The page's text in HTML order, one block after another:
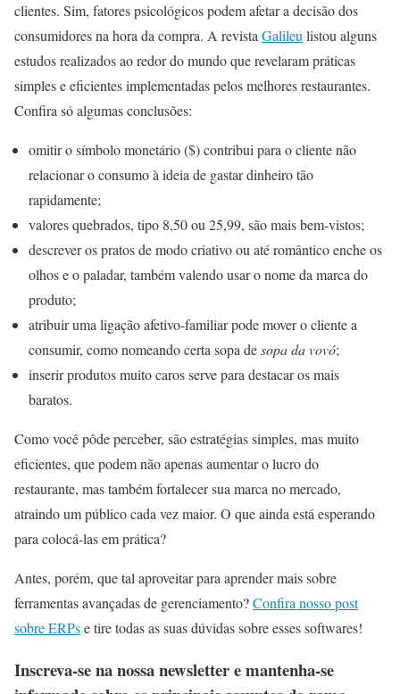
clientes. Sim, fatores psicológicos podem afetar a decisão dos
consumidores na hora da compra. A revista Galileu listou alguns
estudos realizados ao redor do mundo que revelaram práticas
simples e eficientes implementadas pelos melhores restaurantes.
Confira só algumas conclusões:
omitir o símbolo monetário ($) contribui para o cliente não
relacionar o consumo à ideia de gastar dinheiro tão
rapidamente;
valores quebrados, tipo 8,50 ou 25,99, são mais bem-vistos;
descrever os pratos de modo criativo ou até romântico enche os
olhos e o paladar, também valendo usar o nome da marca do
produto;
atribuir uma ligação afetivo-familiar pode mover o cliente a
consumir, como nomeando certa sopa desopa da vovó;
inserir produtos muito caros serve para destacar os mais
baratos.
Como você pôde perceber, são estratégias simples, mas muito
eficientes, que podem não apenas aumentar o lucro do
restaurante, mas também fortalecer sua marca no mercado,
atraindo um público cada vez maior. O que ainda está esperando
para colocá-las em prática?
Antes, porém, que tal aproveitar para aprender mais sobre
ferramentas avançadas de gerenciamento?Confira nosso post
sobre ERPse tire todas as suas dúvidas sobre esses softwares!
Inscreva-se na nossa newsletter e mantenha-se